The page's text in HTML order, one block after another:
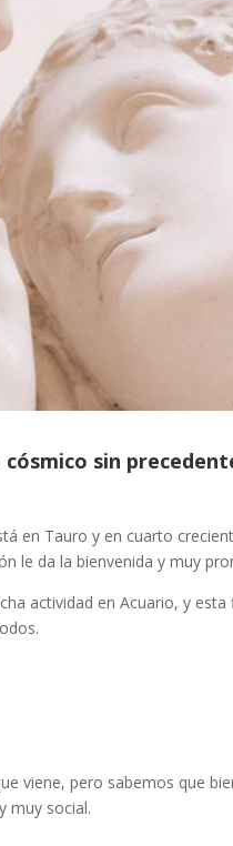
sin
en Tauro y en cuarto
le da la bienvenida y muy
actividad en Acuario, y
viene, pero sabemos que
muy social.